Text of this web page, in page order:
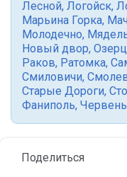
Лесной, Логойск,
Марьина Горка,
Молодечно,
Новый двор,
Раков, Ратомка,
Смиловичи,
Старые Дороги,
Фаниполь, Червень
Поделиться